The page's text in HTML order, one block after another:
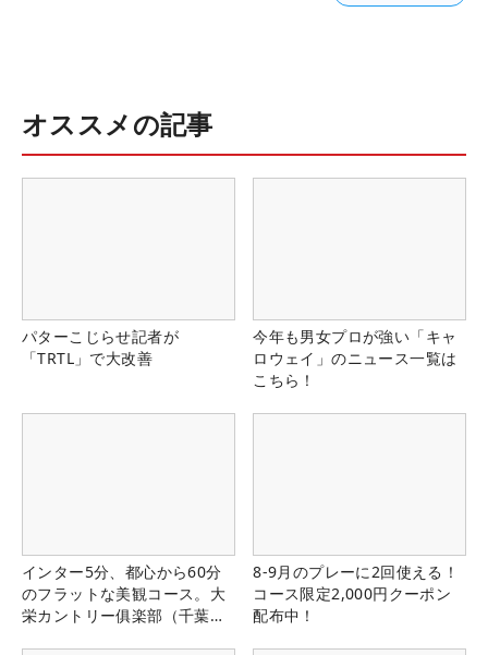
オススメの記事
パターこじらせ記者が
「TRTL」で大改善
今年も男女プロが強い「キャ
ロウェイ」のニュース一覧は
こちら！
インター5分、都心から60分
のフラットな美観コース。大
栄カントリー俱楽部（千葉
8-9月のプレーに2回使える！
コース限定2,000円クーポン
配布中！